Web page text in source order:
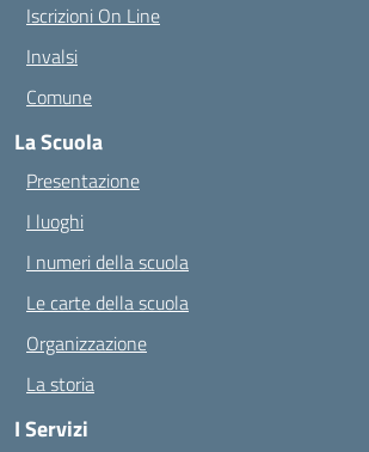
Iscrizioni On Line
Invalsi
Comune
La Scuola
Presentazione
I luoghi
I numeri della scuola
Le carte della scuola
Organizzazione
La storia
I Servizi